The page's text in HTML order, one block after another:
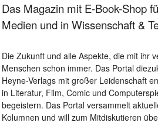
Das Magazin mit E-Book-Shop
Medien und in Wissenschaft &
Die Zukunft und alle Aspekte, die mit ihr
Menschen schon immer. Das Portal
Heyne-Verlags mit großer Leidenschaft
in Literatur, Film, Comic und
begeistern. Das Portal versammelt
Kolumnen und will zum Mitdiskutieren